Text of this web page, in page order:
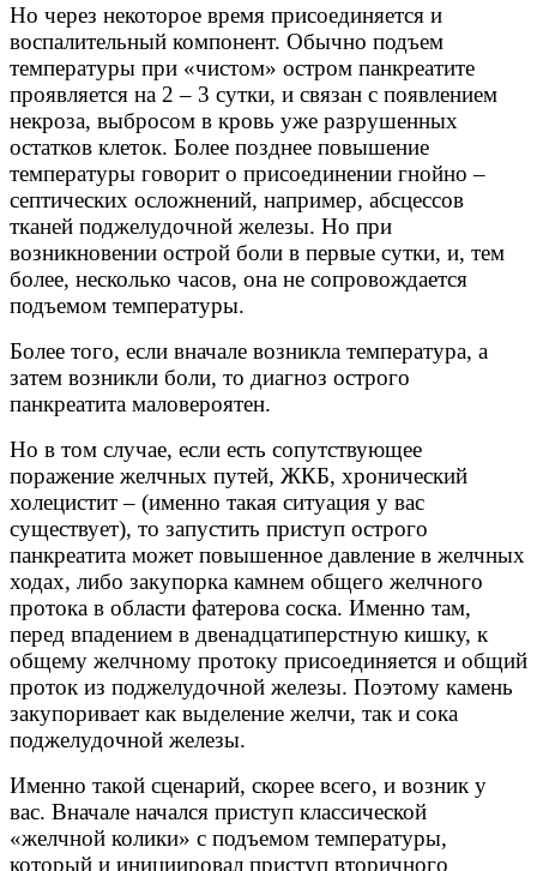
Но через некоторое время присоединяется и
воспалительный компонент. Обычно подъем
температуры при «чистом» остром панкреатите
проявляется на 2 – 3 сутки, и связан с появлением
некроза, выбросом в кровь уже разрушенных
остатков клеток. Более позднее повышение
температуры говорит о присоединении гнойно –
септических осложнений, например, абсцессов
тканей поджелудочной железы. Но при
возникновении острой боли в первые сутки, и, тем
более, несколько часов, она не сопровождается
подъемом температуры.
Более того, если вначале возникла температура, а
затем возникли боли, то диагноз острого
панкреатита маловероятен.
Но в том случае, если есть сопутствующее
поражение желчных путей, ЖКБ, хронический
холецистит – (именно такая ситуация у вас
существует), то запустить приступ острого
панкреатита может повышенное давление в желчных
ходах, либо закупорка камнем общего желчного
протока в области фатерова соска. Именно там,
перед впадением в двенадцатиперстную кишку, к
общему желчному протоку присоединяется и общий
проток из поджелудочной железы. Поэтому камень
закупоривает как выделение желчи, так и сока
поджелудочной железы.
Именно такой сценарий, скорее всего, и возник у
вас. Вначале начался приступ классической
«желчной колики» с подъемом температуры,
который и инициировал приступ вторичного